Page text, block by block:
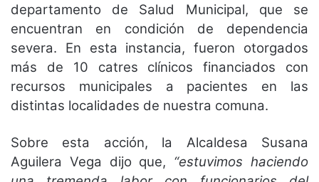
departamento de Salud Municipal, que se
encuentran en condición de dependencia
severa. En esta instancia, fueron otorgados
más de 10 catres clínicos financiados con
recursos municipales a pacientes en las
distintas localidades de nuestra comuna.
Sobre esta acción, la Alcaldesa Susana
Aguilera Vega dijo que, “estuvimos haciendo